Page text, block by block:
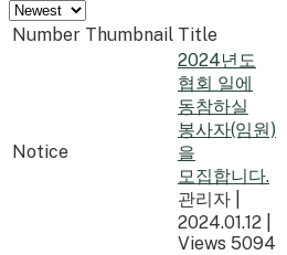
Number Thumbnail Title
Notice
2024년도
협회 일에
동참하실
봉사자(임원)
을
모집합니다.
관리자
2024.01.12
Views 5094